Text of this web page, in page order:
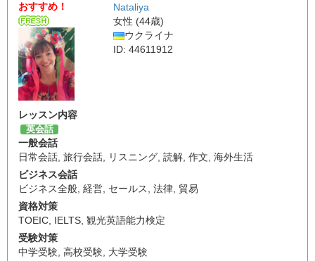
おすすめ！
Nataliya
女性 (44歳)
ウクライナ
ID: 44611912
レッスン内容
英会話
一般会話
日常会話 旅行会話 リスニング 読解 作文 海外生活
ビジネス会話
ビジネス全般 経営 セールス 法律 貿易
資格対策
TOEIC IELTS 観光英語能力検定
受験対策
中学受験 高校受験 大学受験